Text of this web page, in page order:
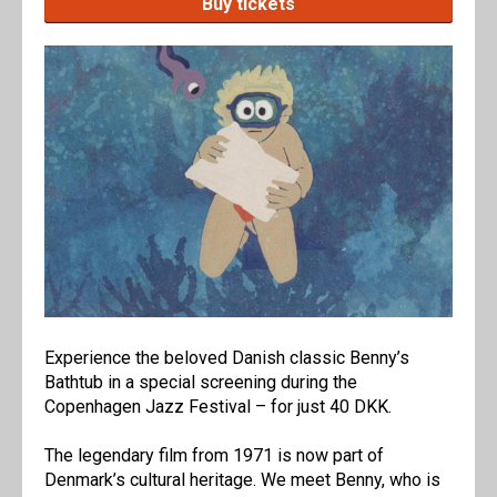
Experience the beloved Danish classic Benny’s
Bathtub in a special screening during the
Copenhagen Jazz Festival – for just 40 DKK.
The legendary film from 1971 is now part of
Denmark’s cultural heritage. We meet Benny, who is